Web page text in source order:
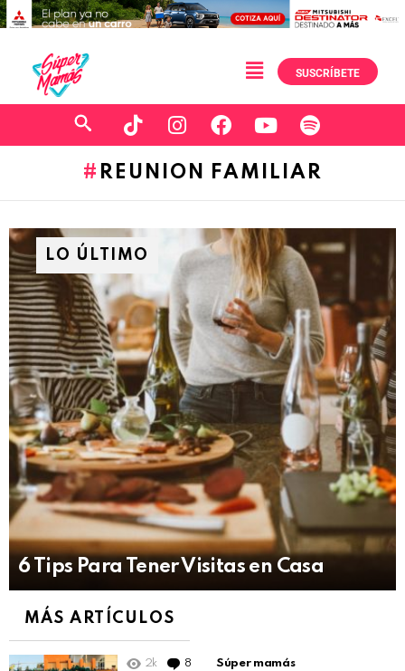
SUSCRÍBETE
REUNION FAMILIAR
LO ÚLTIMO
6 Tips Para Tener Visitas en Casa
MÁS ARTÍCULOS
2k 8 Comments
Súper mamás